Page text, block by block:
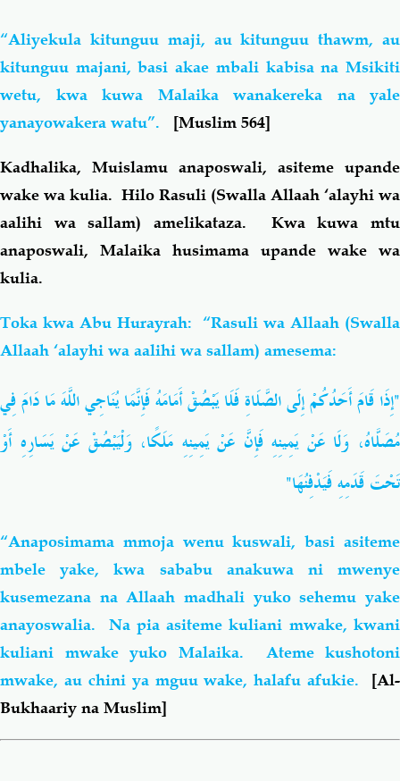
“Aliyekula kitunguu maji, au kitunguu thawm, au
kitunguu majani, basi akae mbali kabisa na Msikiti
wetu, kwa kuwa Malaika wanakereka na yale
yanayowakera watu”. [Muslim 564]
Kadhalika, Muislamu anaposwali, asiteme upande
wake wa kulia. Hilo Rasuli (Swalla Allaah ‘alayhi wa
aalihi wa sallam) amelikataza. Kwa kuwa mtu
anaposwali, Malaika husimama upande wake wa
kulia.
Toka kwa Abu Hurayrah: “Rasuli wa Allaah (Swalla
Allaah ‘alayhi wa aalihi wa sallam) amesema:
"إِذَا قَامَ أَحَدُكُمْ إِلَى الصَّلَاةِ فَلَا يَبْصُقْ أَمَامَهُ فَإِنَّمَا يُنَاجِي اللَّهَ مَا دَامَ فِي
مُصَلَّاهُ، وَلَا عَنْ يَمِينِهِ فَإِنَّ عَنْ يَمِينِهِ مَلَكًا، وَلْيَبْصُقْ عَنْ يَسَارِهِ أَوْ
تَحْتَ قَدَمِهِ فَيَدْفِنُهَا"
“Anaposimama mmoja wenu kuswali, basi asiteme
mbele yake, kwa sababu anakuwa ni mwenye
kusemezana na Allaah madhali yuko sehemu yake
anayoswalia. Na pia asiteme kuliani mwake, kwani
kuliani mwake yuko Malaika. Ateme kushotoni
mwake, au chini ya mguu wake, halafu afukie.
[Al-
Bukhaariy na Muslim]